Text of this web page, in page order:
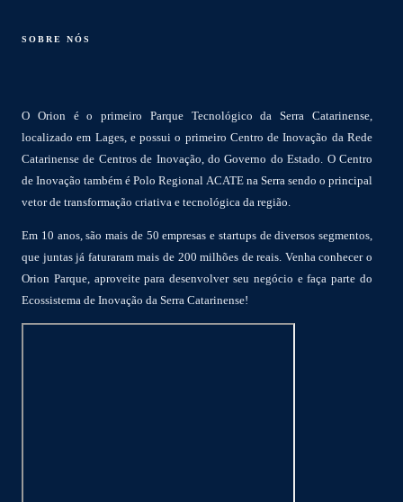
SOBRE NÓS
O Orion é o primeiro Parque Tecnológico da Serra Catarinense,
localizado em Lages, e possui o primeiro Centro de Inovação da Rede
Catarinense de Centros de Inovação, do Governo do Estado. O Centro
de Inovação também é Polo Regional ACATE na Serra sendo o principal
vetor de transformação criativa e tecnológica da região.
Em 10 anos, são mais de 50 empresas e startups de diversos segmentos,
que juntas já faturaram mais de 200 milhões de reais. Venha conhecer o
Orion Parque, aproveite para desenvolver seu negócio e faça parte do
Ecossistema de Inovação da Serra Catarinense!